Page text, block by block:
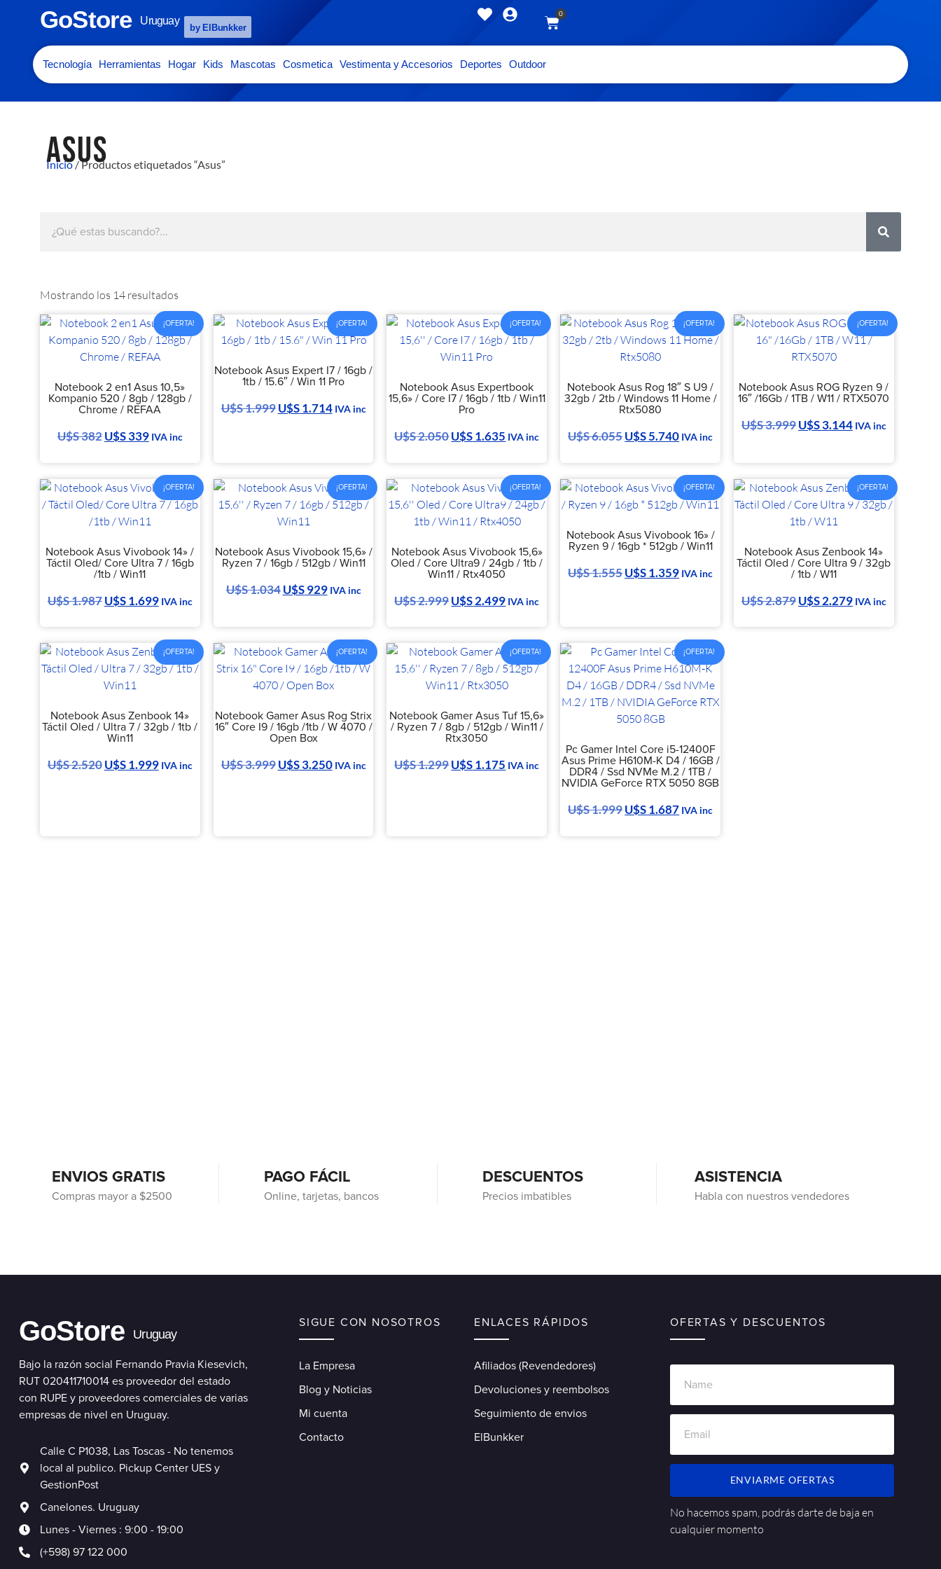
GoStore Uruguay
by ElBunkker
0
Tecnología Herramientas Hogar Kids Mascotas Cosmetica Vestimenta y Accesorios Deportes Outdoor
ASUS
Inicio/ Productos etiquetados “Asus”
Mostrando los 14 resultados
¡OFERTA!
Notebook 2 en1 Asus 10,5»
Kompanio 520 / 8gb / 128gb /
Chrome / REFAA
U$S382 U$S339 IVA inc
¡OFERTA!
Notebook Asus Expert I7 / 16gb /
1tb / 15.6″ / Win 11 Pro
U$S1.999 U$S1.714 IVA inc
¡OFERTA!
Notebook Asus Expertbook
15,6» / Core I7 / 16gb / 1tb / Win11
Pro
U$S2.050U$S1.635 IVA inc
¡OFERTA!
Notebook Asus Rog 18″ S U9 /
32gb / 2tb / Windows 11 Home /
Rtx5080
U$S6.055U$S5.740 IVA inc
¡OFERTA!
Notebook Asus ROG Ryzen 9 /
16″ /16Gb / 1TB / W11 / RTX5070
U$S3.999U$S3.144 IVA inc
¡OFERTA!
Notebook Asus Vivobook 14» /
Táctil Oled/ Core Ultra 7 / 16gb
/1tb / Win11
U$S1.987 U$S1.699 IVA inc
¡OFERTA!
Notebook Asus Vivobook 15,6» /
Ryzen 7 / 16gb / 512gb / Win11
U$S1.034 U$S929 IVA inc
¡OFERTA!
Notebook Asus Vivobook 15,6»
Oled / Core Ultra9 / 24gb / 1tb /
Win11 / Rtx4050
U$S2.999U$S2.499 IVA inc
¡OFERTA!
Notebook Asus Vivobook 16» /
Ryzen 9 / 16gb * 512gb / Win11
U$S1.555U$S1.359 IVA inc
¡OFERTA!
Notebook Asus Zenbook 14»
Táctil Oled / Core Ultra 9 / 32gb
/ 1tb / W11
U$S2.879U$S2.279 IVA inc
¡OFERTA!
Notebook Asus Zenbook 14»
Táctil Oled / Ultra 7 / 32gb / 1tb /
Win11
U$S2.520 U$S1.999 IVA inc
¡OFERTA!
Notebook Gamer Asus Rog Strix
16″ Core I9 / 16gb /1tb / W 4070 /
Open Box
U$S3.999 U$S3.250 IVA inc
¡OFERTA!
Notebook Gamer Asus Tuf 15,6»
/ Ryzen 7 / 8gb / 512gb / Win11 /
Rtx3050
U$S1.299U$S1.175 IVA inc
¡OFERTA!
Pc Gamer Intel Core i5-12400F
Asus Prime H610M-K D4 / 16GB /
DDR4 / Ssd NVMe M.2 / 1TB /
NVIDIA GeForce RTX 5050 8GB
U$S1.999U$S1.687 IVA inc
ENVIOS GRATIS
Compras mayor a $2500
PAGO FÁCIL
Online, tarjetas, bancos
DESCUENTOS
Precios imbatibles
ASISTENCIA
Habla con nuestros vendedores
GoStore Uruguay
Bajo la razón social Fernando Pravia Kiesevich,
RUT 020411710014 es proveedor del estado
con RUPE y proveedores comerciales de varias
empresas de nivel en Uruguay.
Calle C P1038, Las Toscas - No tenemos
local al publico. Pickup Center UES y
GestionPost
Canelones. Uruguay
Lunes - Viernes : 9:00 - 19:00
(+598) 97 122 000
SIGUE CON NOSOTROS
La Empresa
Blog y Noticias
Mi cuenta
Contacto
ENLACES RÁPIDOS
Afiliados (Revendedores)
Devoluciones y reembolsos
Seguimiento de envios
ElBunkker
OFERTAS Y DESCUENTOS
ENVIARME OFERTAS
No hacemos spam, podrás darte de baja en
cualquier momento